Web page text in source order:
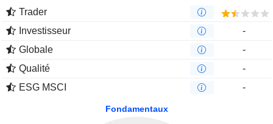
Trader
Investisseur
-
Globale
-
Qualité
-
ESG MSCI
-